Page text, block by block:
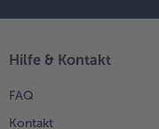
Hilfe & Kontakt
FAQ
Kontakt